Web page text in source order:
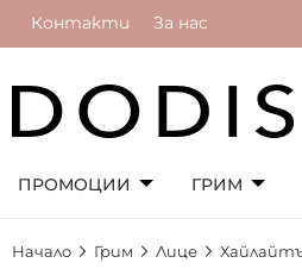
Контакти За нас
ПРОМОЦИИ ГРИМ
Начало Грим Лице